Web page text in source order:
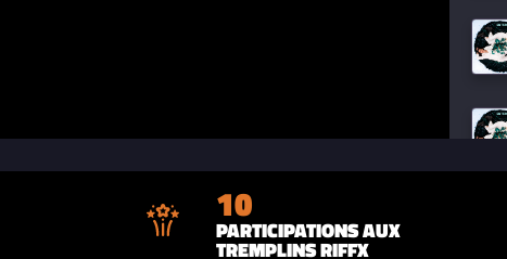
10
PARTICIPATIONS AUX
TREMPLINS RIFFX